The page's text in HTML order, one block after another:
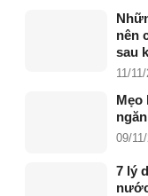
nên
sau
11/
Mẹo
09/
7 lý